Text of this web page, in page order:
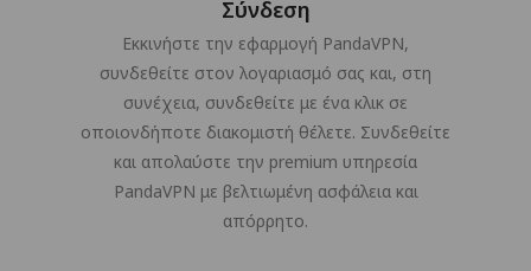
Σύνδεση
Εκκινήστε την εφαρμογή PandaVPN,
συνδεθείτε στον λογαριασμό σας και, στη
συνέχεια, συνδεθείτε με ένα κλικ σε
οποιονδήποτε διακομιστή θέλετε. Συνδεθείτε
και απολαύστε την premium υπηρεσία
PandaVPN με βελτιωμένη ασφάλεια και
απόρρητο.